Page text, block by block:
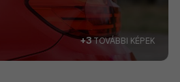
+3TOVÁBBI KÉPEK